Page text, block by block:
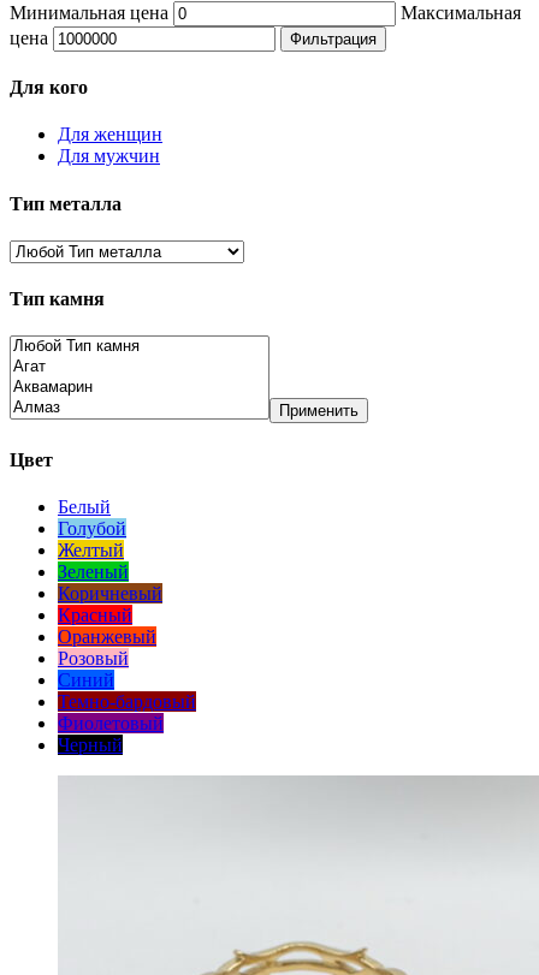
Минимальная цена
Максимальная
цена
Фильтрация
Для кого
Для женщин
Для мужчин
Тип металла
Тип камня
Применить
Цвет
Белый
Голубой
Желтый
Зеленый
Коричневый
Красный
Оранжевый
Розовый
Синий
Темно-бардовый
Фиолетовый
Черный